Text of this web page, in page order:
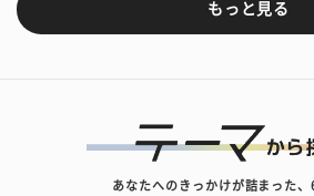
もっと見る
あなたへのきっかけが詰まった、